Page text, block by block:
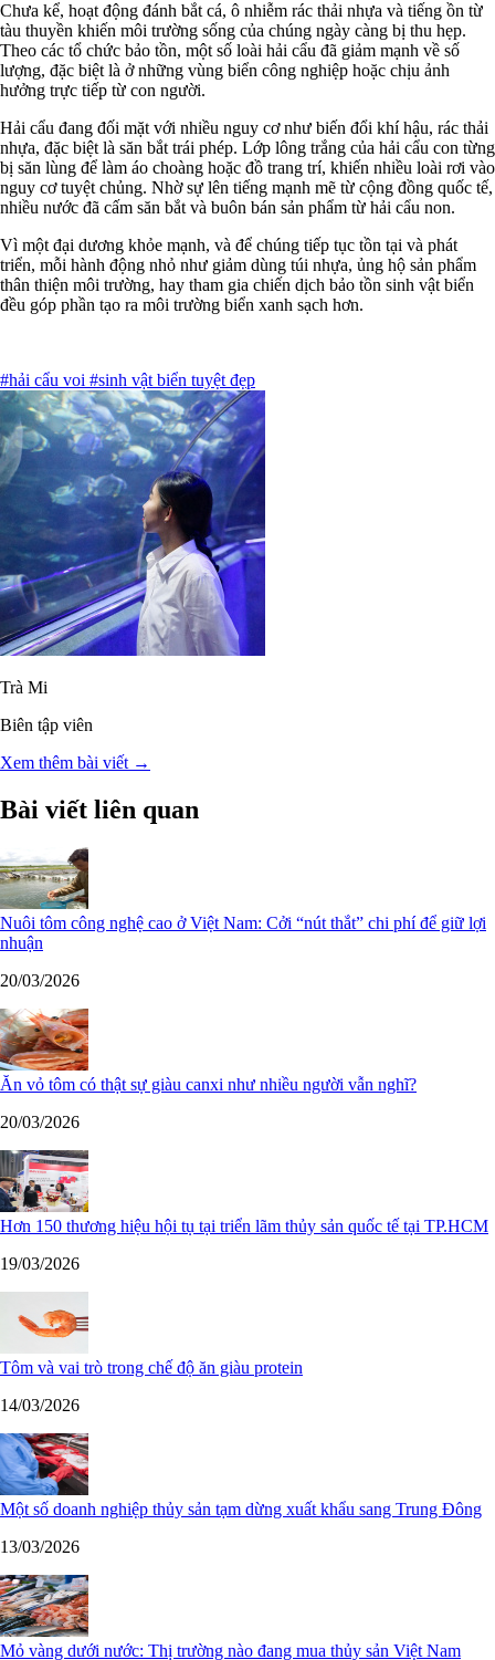
Chưa kể, hoạt động đánh bắt cá, ô nhiễm rác thải nhựa và tiếng ồn từ
tàu thuyền khiến môi trường sống của chúng ngày càng bị thu hẹp.
Theo các tổ chức bảo tồn, một số loài hải cẩu đã giảm mạnh về số
lượng, đặc biệt là ở những vùng biển công nghiệp hoặc chịu ảnh
hưởng trực tiếp từ con người.
Hải cẩu đang đối mặt với nhiều nguy cơ như biến đổi khí hậu, rác thải
nhựa, đặc biệt là săn bắt trái phép. Lớp lông trắng của hải cẩu con từng
bị săn lùng để làm áo choàng hoặc đồ trang trí, khiến nhiều loài rơi vào
nguy cơ tuyệt chủng. Nhờ sự lên tiếng mạnh mẽ từ cộng đồng quốc tế,
nhiều nước đã cấm săn bắt và buôn bán sản phẩm từ hải cẩu non.
Vì một đại dương khỏe mạnh, và để chúng tiếp tục tồn tại và phát
triển, mỗi hành động nhỏ như giảm dùng túi nhựa, ủng hộ sản phẩm
thân thiện môi trường, hay tham gia chiến dịch bảo tồn sinh vật biển
đều góp phần tạo ra môi trường biển xanh sạch hơn.
#hải cẩu voi #sinh vật biển tuyệt đẹp
Trà Mi
Biên tập viên
Xem thêm bài viết →
Bài viết liên quan
Nuôi tôm công nghệ cao ở Việt Nam: Cởi “nút thắt” chi phí để giữ lợi
nhuận
20/03/2026
Ăn vỏ tôm có thật sự giàu canxi như nhiều người vẫn nghĩ?
20/03/2026
Hơn 150 thương hiệu hội tụ tại triển lãm thủy sản quốc tế tại TP.HCM
19/03/2026
Tôm và vai trò trong chế độ ăn giàu protein
14/03/2026
Một số doanh nghiệp thủy sản tạm dừng xuất khẩu sang Trung Đông
13/03/2026
Mỏ vàng dưới nước: Thị trường nào đang mua thủy sản Việt Nam